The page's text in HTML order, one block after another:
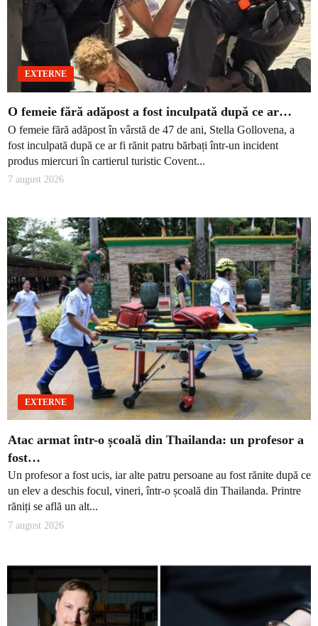
EXTERNE
O femeie fără adăpost a fost inculpată după ce ar…
O femeie fără adăpost în vârstă de 47 de ani, Stella Gollovena, a
fost inculpată după ce ar fi rănit patru bărbați într-un incident
produs miercuri în cartierul turistic Covent...
7 august 2026
EXTERNE
Atac armat într-o școală din Thailanda: un profesor a
fost…
Un profesor a fost ucis, iar alte patru persoane au fost rănite după ce
un elev a deschis focul, vineri, într-o școală din Thailanda. Printre
răniți se află un alt...
7 august 2026